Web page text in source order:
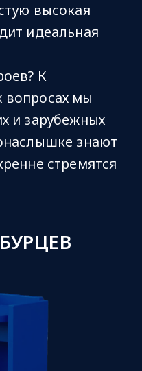
высокая
идеальная
К
мы
и зарубежных
знают
стремятся